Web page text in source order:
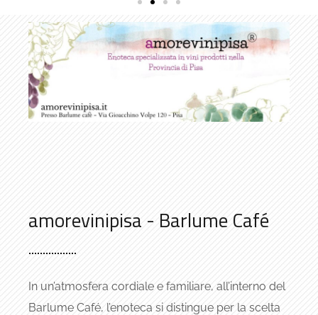
amorevinipisa - Barlume Café
In un’atmosfera cordiale e familiare, all’interno del
Barlume Café, l’enoteca si distingue per la scelta